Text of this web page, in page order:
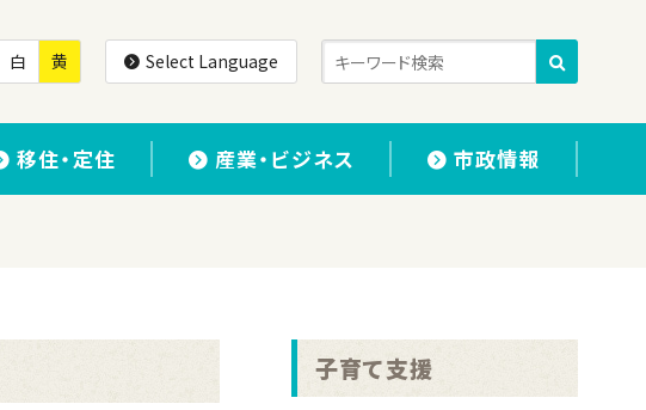
白 黄 Select Language
移住・定住 産業・ビジネス 市政情報
子育て支援